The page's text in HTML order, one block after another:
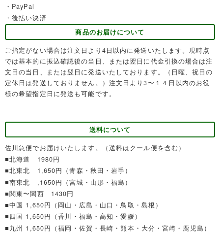
・PayPal
・後払い決済
商品のお届けについて
ご指定がない場合は注文日より4日以内に発送いたします。現時点
では基本的に振込確認後の当日、または翌日に代金引換の場合は注
文日の当日、または翌日に発送いたしております。（日曜、祝日の
定休日は発送しておりません。）注文日より3〜１４日以内のお役
様の希望指定日に発送も可能です。
送料について
佐川急便でお届けいたします。（送料はクール便を含む）
■北海道 1980円
■北東北 1,650円（青森・秋田・岩手）
■南東北 ,1650円（宮城・山形・福島）
■関東〜関西 1430円
■中国 1,650円（岡山・広島・山口・鳥取・島根）
■四国 1,650円（香川・福島・高知・愛媛）
■九州 1,650円（福岡・佐賀・長崎・熊本・大分・宮崎・鹿児島）